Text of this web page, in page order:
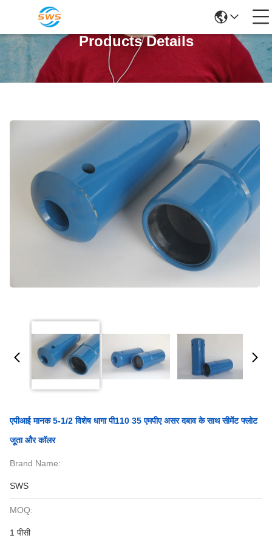
Products Details
एपीआई मानक 5-1/2 विशेष धागा पी110 35 एमपीए असर दबाव के साथ सीमेंट फ्लोट
जूता और कॉलर
Brand Name:
SWS
MOQ:
1 पीसी